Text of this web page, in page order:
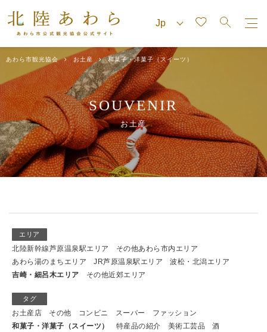
あわら市観光協会 お土産 和菓子・洋菓子（スイーツ）
SOUVENIR
お土産
エリア
北陸新幹線芦原温泉駅エリア
その他あわら市内エリア
あわら湯のまちエリア
JR芦原温泉駅エリア
波松・北潟エリア
吉崎・細呂木エリア
その他近郊エリア
タグ
お土産店 その他 コンビニ スーパー
ファッション
和菓子・洋菓子（スイーツ）
特産品の紹介 美術工芸品
酒